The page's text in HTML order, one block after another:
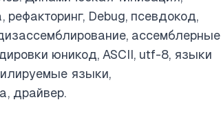
рефакторинг, Debug, псевдокод,
ассемблерные
юникод, ASCII, utf-8, языки
языки,
драйвер.